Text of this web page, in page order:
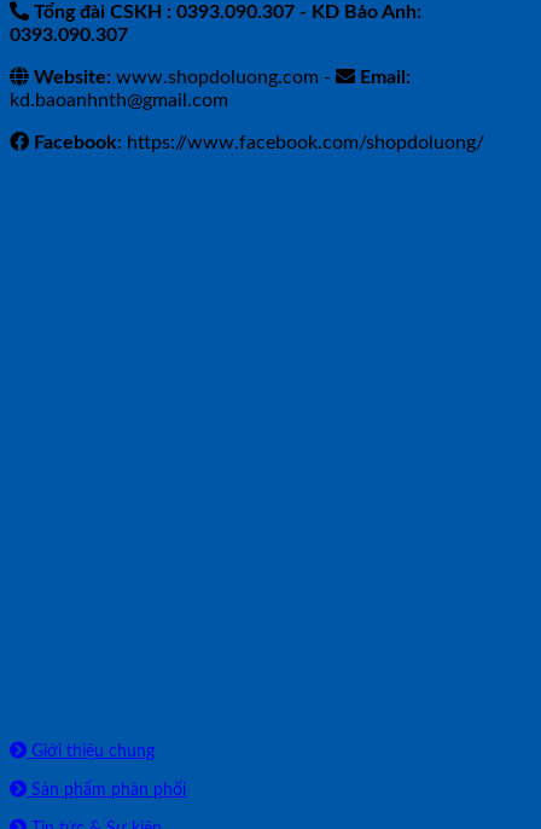
Tổng đài CSKH : 0393.090.307 - KD Bảo Anh:
0393.090.307
Website: www.shopdoluong.com -
Email:
kd.baoanhnth@gmail.com
Facebook: https://www.facebook.com/shopdoluong/
Giới thiệu chung
Sản phẩm phân phối